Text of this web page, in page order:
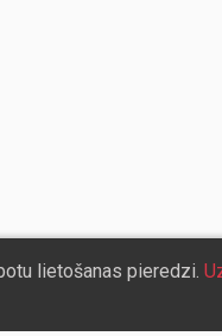
lietošanas pieredzi.